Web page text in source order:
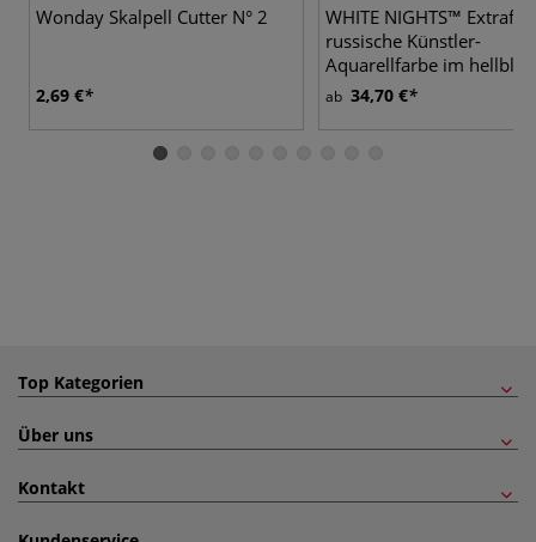
Wonday Skalpell Cutter N° 2
2,69 €
WHITE NIGHTS™
russische Künstler-
Aquarellfarbe im
Metallkasten
ab 34,70 €
Top Kategorien
Über uns
Kontakt